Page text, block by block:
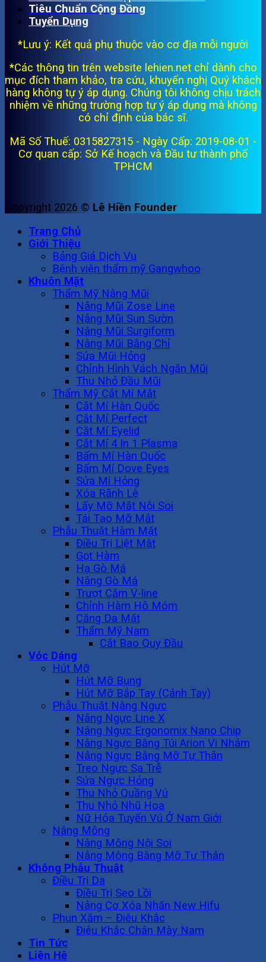
Tiêu Chuẩn Cộng Đồng
Tuyển Dụng
*Lưu ý: Kết quả phụ thuộc vào cơ địa mỗi người
*Các thông tin trên website lehien.net chỉ dành cho
mục đích tham khảo, tra cứu, khuyến nghị Quý khách
hàng không tự ý áp dụng. Chúng tôi không chịu trách
nhiệm về những trường hợp tự ý áp dụng mà không
có chỉ định của bác sĩ.
Mã Số Thuế: 0315827315 - Ngày Cấp: 2019-08-01 -
Cơ quan cấp: Sở Kế hoạch và Đầu tư thành phố
TPHCM
Copyright 2026 © Lê Hiền Founder
Trang Chủ
Giới Thiệu
Bảng Giá Dịch Vụ
Bệnh viện thẩm mỹ Gangwhoo
Khuôn Mặt
Thẩm Mỹ Nâng Mũi
Nâng Mũi Zose Line
Nâng Mũi Sụn Sườn
Nâng Mũi Surgiform
Nâng Mũi Bằng Chỉ
Sửa Mũi Hỏng
Chỉnh Hình Vách Ngăn Mũi
Thu Nhỏ Đầu Mũi
Thẩm Mỹ Cắt Mí Mắt
Cắt Mí Hàn Quốc
Cắt Mí Perfect
Cắt Mí Eyelid
Cắt Mí 4 In 1 Plasma
Bấm Mí Hàn Quốc
Bấm Mí Dove Eyes
Sửa Mí Hỏng
Xóa Rãnh Lệ
Lấy Mỡ Mắt Nội Soi
Tái Tạo Mỡ Mắt
Phẫu Thuật Hàm Mặt
Điều Trị Liệt Mặt
Gọt Hàm
Hạ Gò Má
Nâng Gò Má
Trượt Cằm V-line
Chỉnh Hàm Hô Móm
Căng Da Mặt
Thẩm Mỹ Nam
Cắt Bao Quy Đầu
Vóc Dáng
Hút Mỡ
Hút Mỡ Bụng
Hút Mỡ Bắp Tay (Cánh Tay)
Phẫu Thuật Nâng Ngực
Nâng Ngực Line X
Nâng Ngực Ergonomix Nano Chip
Nâng Ngực Bằng Túi Arion Vi Nhám
Nâng Ngực Bằng Mỡ Tự Thân
Treo Ngực Sa Trễ
Sửa Ngực Hỏng
Thu Nhỏ Quầng Vú
Thu Nhỏ Nhũ Hoa
Nữ Hóa Tuyến Vú Ở Nam Giới
Nâng Mông
Nâng Mông Nội Soi
Nâng Mông Bằng Mỡ Tự Thân
Không Phẫu Thuật
Điều Trị Da
Điều Trị Sẹo Lồi
Nâng Cơ Xóa Nhăn New Hifu
Phun Xăm – Điêu Khắc
Điêu Khắc Chân Mày Nam
Tin Tức
Liên Hệ